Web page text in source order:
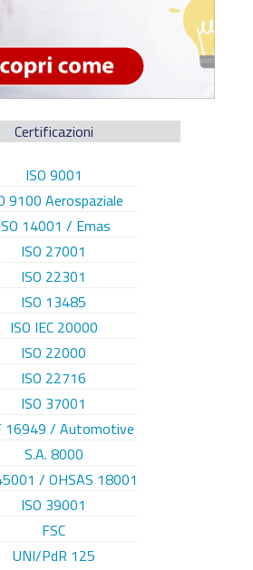
Certificazioni
ISO 9001
9100 Aerospaziale
14001 / Emas
ISO 27001
ISO 22301
ISO 13485
ISO IEC 20000
ISO 22000
ISO 22716
ISO 37001
16949 / Automotive
S.A. 8000
/ OHSAS 18001
ISO 39001
FSC
UNI/PdR 125